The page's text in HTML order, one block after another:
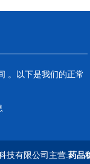
。以下是我们的正常
技有限公司主营:药品